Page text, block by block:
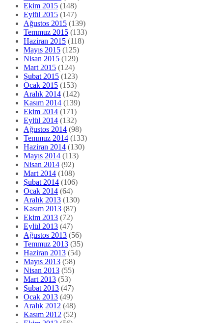
Ekim 2015 (148)
Eylül 2015 (147)
Ağustos 2015 (139)
Temmuz 2015 (133)
Haziran 2015 (118)
Mayıs 2015 (125)
Nisan 2015 (129)
Mart 2015 (124)
Şubat 2015 (123)
Ocak 2015 (153)
Aralık 2014 (142)
Kasım 2014 (139)
Ekim 2014 (171)
Eylül 2014 (132)
Ağustos 2014 (98)
Temmuz 2014 (133)
Haziran 2014 (130)
Mayıs 2014 (113)
Nisan 2014 (92)
Mart 2014 (108)
Şubat 2014 (106)
Ocak 2014 (64)
Aralık 2013 (130)
Kasım 2013 (87)
Ekim 2013 (72)
Eylül 2013 (47)
Ağustos 2013 (56)
Temmuz 2013 (35)
Haziran 2013 (54)
Mayıs 2013 (58)
Nisan 2013 (55)
Mart 2013 (53)
Şubat 2013 (47)
Ocak 2013 (49)
Aralık 2012 (48)
Kasım 2012 (52)